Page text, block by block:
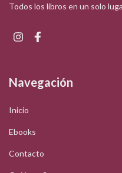
Todos los libros en un solo
Navegación
Inicio
Ebooks
Contacto